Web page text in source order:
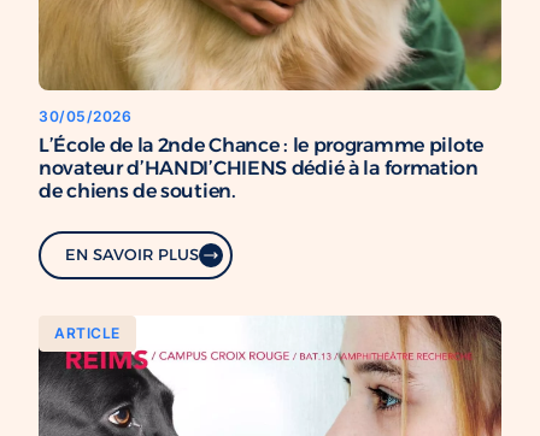
30/05/2026
L’École de la 2nde Chance : le programme pilote
novateur d’HANDI’CHIENS dédié à la formation
de chiens de soutien.
EN SAVOIR PLUS
ARTICLE